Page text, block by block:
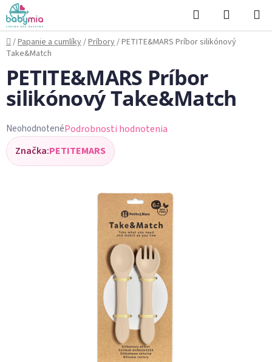
Prejsť
na
obsah
Hľadať
KOŠÍK
Domov
/Papanie a cumlíky/Príbory/PETITE&MARS Príbor silikónový
Take&Match
PETITE&MARS Príbor
silikónový Take&Match
Priemerné
hodnotenie
produktu
NeohodnotenéPodrobnosti hodnotenia
Značka:PETITEMARS